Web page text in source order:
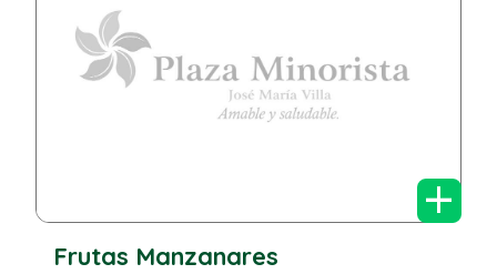
+
Frutas Manzanares